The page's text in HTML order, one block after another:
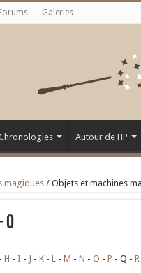
Forums Galeries
Autour de HP
magiques / Objets et machines
H I J K L M N O P Q R